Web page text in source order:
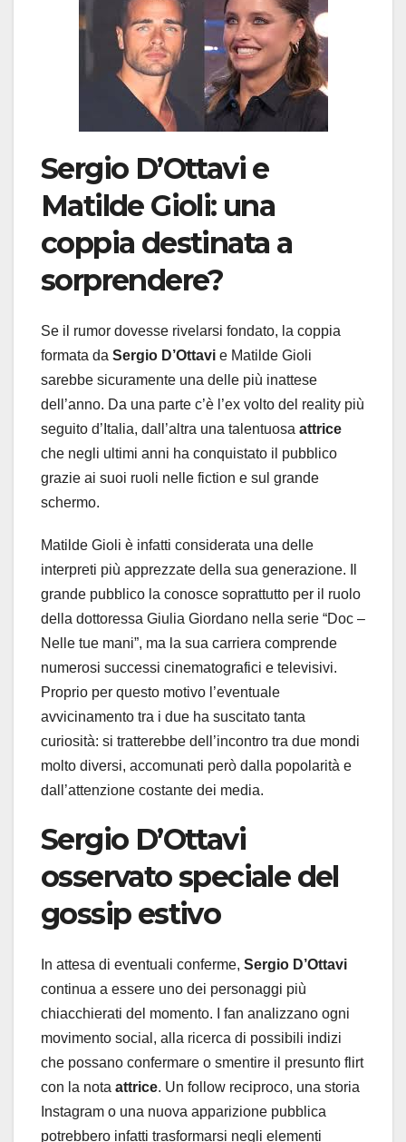
Sergio D’Ottavi e
Matilde Gioli: una
coppia destinata a
sorprendere?
Se il rumor dovesse rivelarsi fondato, la coppia
formata da Sergio D’Ottavi e Matilde Gioli
sarebbe sicuramente una delle più inattese
dell’anno. Da una parte c’è l’ex volto del reality più
seguito d’Italia, dall’altra una talentuosa attrice
che negli ultimi anni ha conquistato il pubblico
grazie ai suoi ruoli nelle fiction e sul grande
schermo.
Matilde Gioli è infatti considerata una delle
interpreti più apprezzate della sua generazione. Il
grande pubblico la conosce soprattutto per il ruolo
della dottoressa Giulia Giordano nella serie “Doc –
Nelle tue mani”, ma la sua carriera comprende
numerosi successi cinematografici e televisivi.
Proprio per questo motivo l’eventuale
avvicinamento tra i due ha suscitato tanta
curiosità: si tratterebbe dell’incontro tra due mondi
molto diversi, accomunati però dalla popolarità e
dall’attenzione costante dei media.
Sergio D’Ottavi
osservato speciale del
gossip estivo
In attesa di eventuali conferme, Sergio D’Ottavi
continua a essere uno dei personaggi più
chiacchierati del momento. I fan analizzano ogni
movimento social, alla ricerca di possibili indizi
che possano confermare o smentire il presunto flirt
con la nota attrice. Un follow reciproco, una storia
Instagram o una nuova apparizione pubblica
potrebbero infatti trasformarsi negli elementi